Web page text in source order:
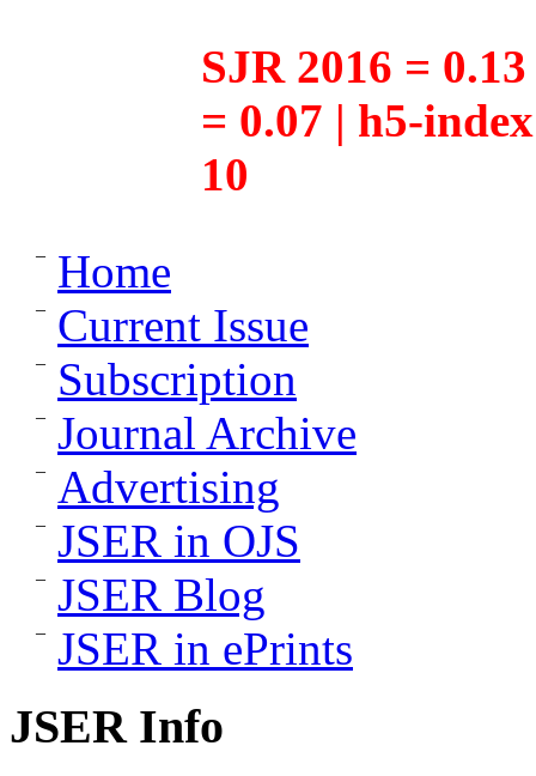
SJR 2016 =
= 0.07 | h5-
10
Home
Current Issue
Subscription
Journal Archive
Advertising
JSER in OJS
JSER Blog
JSER in ePrints
JSER Info